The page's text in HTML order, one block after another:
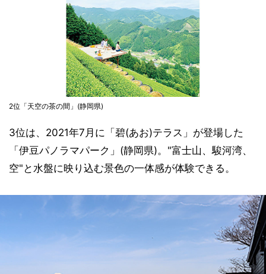
2位「天空の茶の間」(静岡県)
3位は、2021年7月に「碧(あお)テラス」が登場した
「伊豆パノラマパーク」(静岡県)。"富士山、駿河湾、
空"と水盤に映り込む景色の一体感が体験できる。